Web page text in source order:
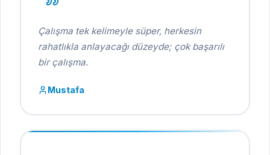
Çalışma tek kelimeyle süper, herkesin
rahatlıkla anlayacağı düzeyde; çok başarılı
bir çalışma.
Mustafa